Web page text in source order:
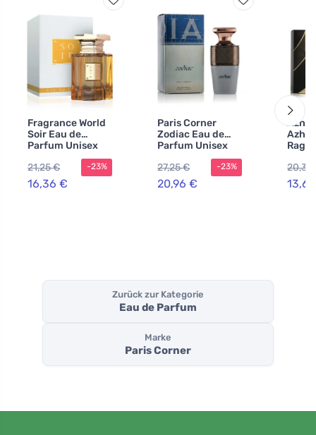
Fragrance World
Soir Eau de
Parfum Unisex
21,25 €
16,36 €
-23%
Paris Corner
Zodiac Eau de
Parfum Unisex
27,25 €
20,96 €
-23%
Azha
Azha
für
20,33
Zurück zur Kategorie
Eau de Parfum
Marke
Paris Corner